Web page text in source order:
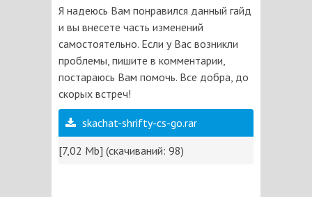
Я надеюсь Вам понравился данный гайд
и вы внесете часть изменений
самостоятельно. Если у Вас возникли
проблемы, пишите в комментарии,
постараюсь Вам помочь. Все добра, до
скорых встреч!
skachat-shrifty-cs-go.rar
[7,02 Mb] (cкачиваний: 98)